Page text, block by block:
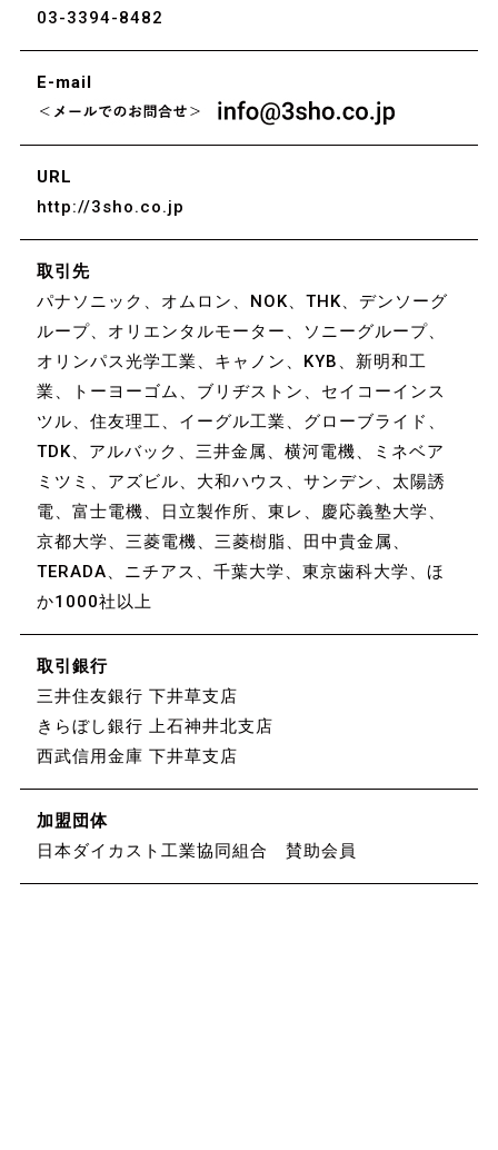
03-3394-8482
E-mail
URL
http://3sho.co.jp
取引先
パナソニック、オムロン、NOK、THK、デンソーグ
ループ、オリエンタルモーター、ソニーグループ、
オリンパス光学工業、キャノン、KYB、新明和工
業、トーヨーゴム、ブリヂストン、セイコーインス
ツル、住友理工、イーグル工業、グローブライド、
TDK、アルバック、三井金属、横河電機、ミネベア
ミツミ、アズビル、大和ハウス、サンデン、太陽誘
電、富士電機、日立製作所、東レ、慶応義塾大学、
京都大学、三菱電機、三菱樹脂、田中貴金属、
TERADA、ニチアス、千葉大学、東京歯科大学、ほ
か1000社以上
取引銀行
三井住友銀行 下井草支店
きらぼし銀行 上石神井北支店
西武信用金庫 下井草支店
加盟団体
日本ダイカスト工業協同組合 賛助会員